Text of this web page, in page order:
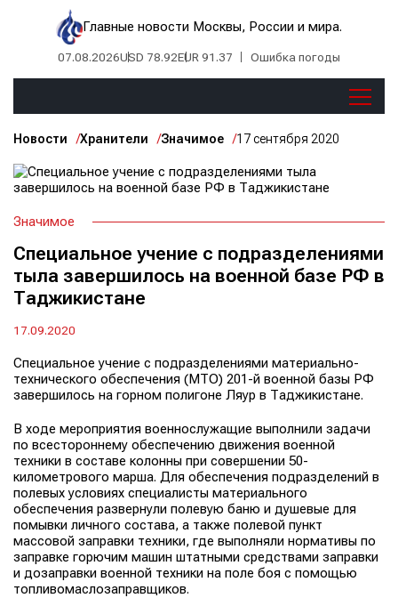
Главные новости Москвы, России и мира.
07.08.2026USD 78.92EUR 91.37 Ошибка погоды
Новости Хранители Значимое 17 сентября 2020
Значимое
Специальное учение с подразделениями
тыла завершилось на военной базе РФ в
Таджикистане
17.09.2020
Специальное учение с подразделениями материально-
технического обеспечения (МТО) 201-й военной базы РФ
завершилось на горном полигоне Ляур в Таджикистане.
В ходе мероприятия военнослужащие выполнили задачи
по всестороннему обеспечению движения военной
техники в составе колонны при совершении 50-
километрового марша. Для обеспечения подразделений в
полевых условиях специалисты материального
обеспечения развернули полевую баню и душевые для
помывки личного состава, а также полевой пункт
массовой заправки техники, где выполняли нормативы по
заправке горючим машин штатными средствами заправки
и дозаправки военной техники на поле боя с помощью
топливомаслозаправщиков.